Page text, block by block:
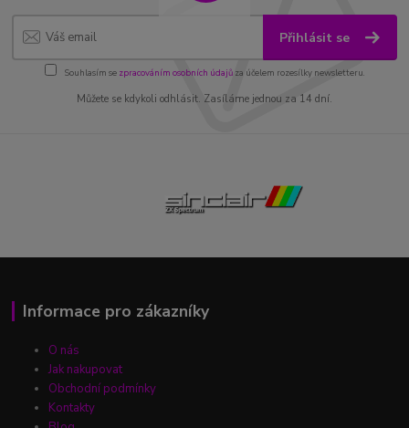
Přihlásit se
Souhlasím se zpracováním osobních údajůza účelem rozesílky newsletteru.
Můžete se kdykoli odhlásit. Zasíláme jednou za 14 dní.
Informace pro zákazníky
O nás
Jak nakupovat
Obchodní podmínky
Kontakty